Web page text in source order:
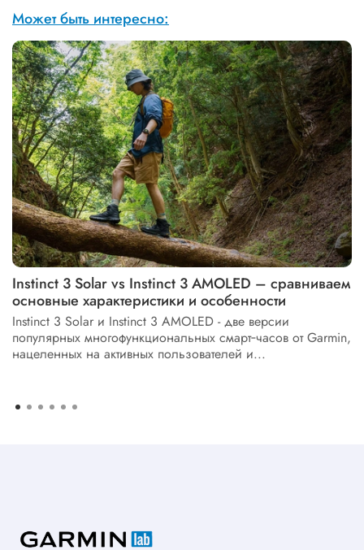
Может быть интересно:
Instinct 3 Solar vs Instinct 3 AMOLED – сравниваем
основные характеристики и особенности
Instinct 3 Solar и Instinct 3 AMOLED - две версии
популярных многофункциональных смарт‑часов от Garmin,
нацеленных на активных пользователей и...